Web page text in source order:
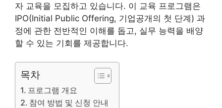
자 교육을 모집하고 있습니다. 이 교육 프로그램은
IPO(Initial Public Offering, 기업공개의 첫 단계) 과
정에 관한 전반적인 이해를 돕고, 실무 능력을 배양
할 수 있는 기회를 제공합니다.
목차
프로그램 개요
참여 방법 및 신청 안내